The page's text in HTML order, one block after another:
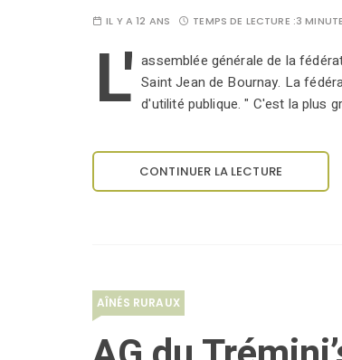
IL Y A 12 ANS TEMPS DE LECTURE :3
L' assemblée générale de la
Saint Jean de Bournay. La
d'utilité publique. " C'est la plus
CONTINUER LA LECTURE
AÎNÉS RURAUX